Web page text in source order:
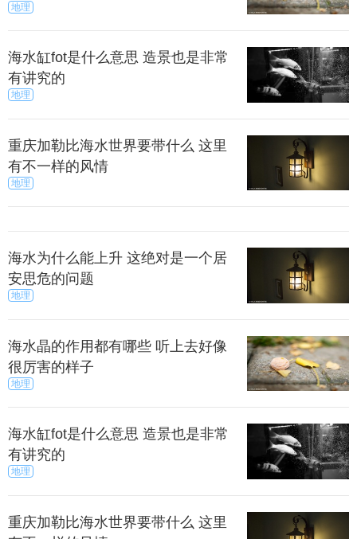
抗旱、抗热、抗寒、耐盐碱性都很强，茎枝内盐
生长迅速，枝条稠密，根系发达，防风固沙能力强，
是我国西北和内蒙古干旱荒漠地区固沙造林的优良树
种。
，这些植物适应沙漠环境的特点有哪些呢？多数
的多年生沙生植物有强大的根系，以增加对沙土中水
分的吸取。一般根深和根幅都比株高和株幅大许多
倍，水平根（侧根）可向四面八方扩展很远，不具有
分层性。
地理
海水缸fot是什么意思 造景也是非常
有讲究的
地理
重庆加勒比海水世界要带什么 这里
有不一样的风情
地理
海水为什么能上升 这绝对是一个居
安思危的问题
地理
海水晶的作用都有哪些 听上去好像
很厉害的样子
地理
海水缸fot是什么意思 造景也是非常
有讲究的
地理
重庆加勒比海水世界要带什么 这里